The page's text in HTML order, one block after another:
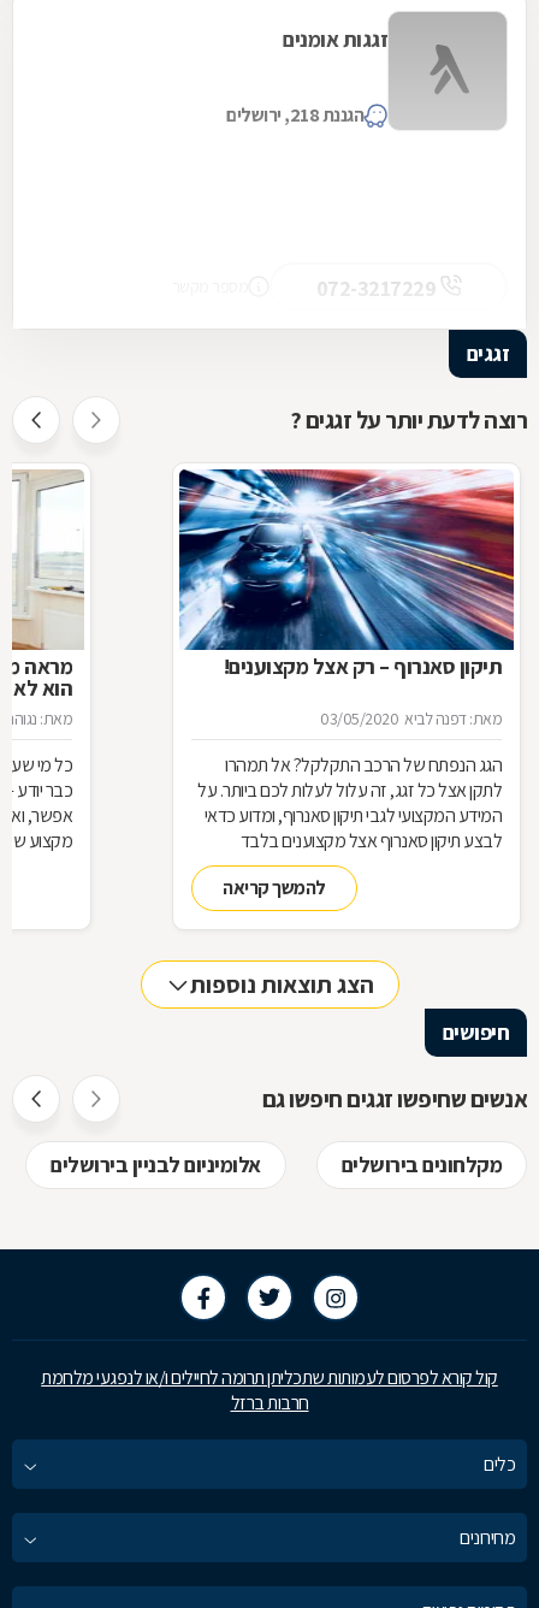
זגגות אומנים
הגננת 218, ירושלים
זגגים
רוצה לדעת יותר על זגגים ?
תיקון סאנרוף – רק אצל מקצוענים!
מאת: דפנה לביא 03/05/2020
הגג הנפתח של הרכב התקלקל? אל תמהרו
לתקן אצל כל זגג, זה עלול לעלות לכם ביותר. על
המידע המקצועי לגבי תיקון סאנרוף, ומדוע כדאי
לבצע תיקון סאנרוף אצל מקצוענים בלבד
להמשך קריאה
מראה
הוא לא
מאת: נגוהה
כל מי
כבר יודע -
מקצוע
איך
הצג תוצאות נוספות
חיפושים
אנשים שחיפשו זגגים חיפשו גם
מקלחונים בירושלים אלומיניום לבניין בירושלים
קול קורא לפרסום לעמותות שתכליתן תרומה לחיילים ו/או לנפגעי מלחמת
חרבות ברזל
כלים
מחירונים